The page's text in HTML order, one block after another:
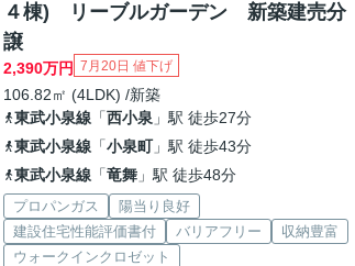
４棟) リーブルガーデン 新築建売分
譲
2,390万円 7月20日 値下げ
106.82㎡ (4LDK) /新築
東武小泉線「西小泉 」駅 徒歩27分
東武小泉線「小泉町」駅 徒歩43分
東武小泉線「竜舞」駅 徒歩48分
プロパンガス
陽当り良好
建設住宅性能評価書付
バリアフリー
収納豊富
ウォークインクロゼット